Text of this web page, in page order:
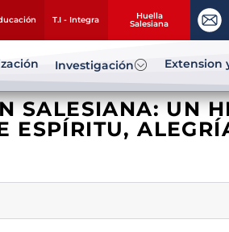
T.I - Integra Huella
Salesiana
Investigación Extension
SALESIANA: UN
ESPÍRITU,